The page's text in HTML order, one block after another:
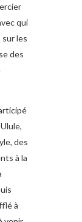
qui
sur les
des
des
à la
à